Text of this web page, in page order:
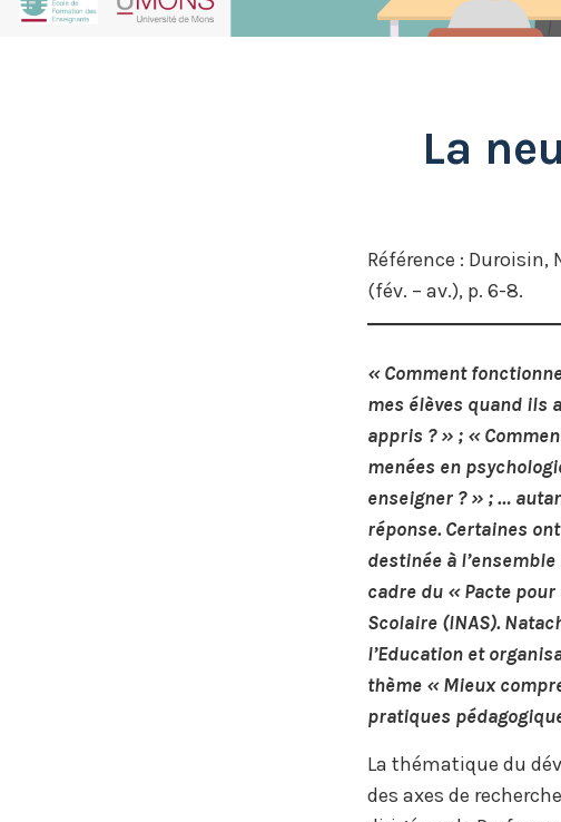
a
La
Référence : Duroisin,
(fév. – av.), p. 6-8.
« Comment
mes élèves quand ils
appris ? » ; «
menées en
enseigner ? » ; …
réponse. Certaines
destinée à
cadre du « Pacte
Scolaire (INAS).
l’Education et
thème « Mieux
pratiques
La thématique du
des axes de